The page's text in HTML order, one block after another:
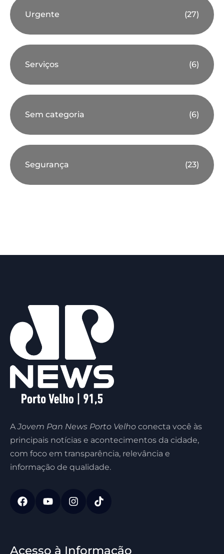
Urgente (27)
Serviços (6)
Sem categoria (6)
Segurança (23)
AJovem Pan News Porto Velho conecta você às
principais notícias e acontecimentos da cidade,
com foco em transparência, relevância e
informação de qualidade.
Acesso à Informação